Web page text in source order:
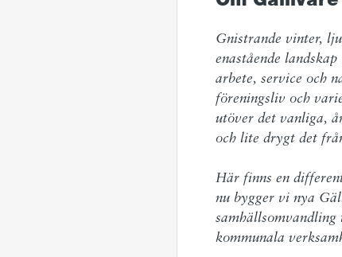
Gnistrande vinter,
enastående
arbete, service och
föreningsliv och
utöver det vanliga,
och lite drygt det
Här finns en
nu bygger vi nya
kommunala